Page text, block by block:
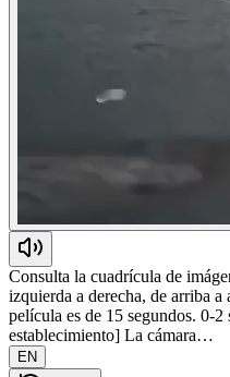
Consulta la cuadrícula de
izquierda a derecha, de arriba
película es de 15 segundos. 0-
establecimiento] La cámara…
EN